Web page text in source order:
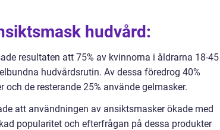
hudvård:
resultaten att 75% av kvinnorna i åldrarna 18-45
hudvårdsrutin. Av dessa föredrog 40%
de resterande 25% använde gelmasker.
att användningen av ansiktsmasker ökade med
popularitet och efterfrågan på dessa produkter